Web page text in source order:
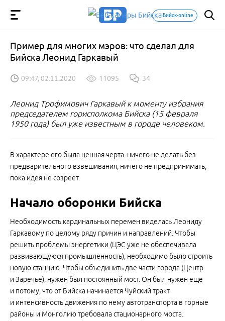
Бийск-online
Пример для многих мэров: что сделал для
Бийска Леонид Гаркавый
09:47, 02.11.2020 11095 34
Леонид Трофимович Гаркавый к моменту избрания
председателем горисполкома Бийска (15 февраля
1950 года) был уже известным в городе человеком.
В характере его была ценная черта: ничего не делать без
предварительного взвешивания, ничего не предпринимать,
пока идея не созреет.
Начало оборонки Бийска
Необходимость кардинальных перемен виделась Леониду
Гаркавому по целому ряду причин и направлений. Чтобы
решить проблемы энергетики (ЦЭС уже не обеспечивала
развивающуюся промышленность), необходимо было строить
новую станцию. Чтобы объединить две части города (Центр
и Заречье), нужен был постоянный мост. Он был нужен еще
и потому, что от Бийска начинается Чуйский тракт
и интенсивность движения по нему автотранспорта в горные
районы и Монголию требовала стационарного моста.